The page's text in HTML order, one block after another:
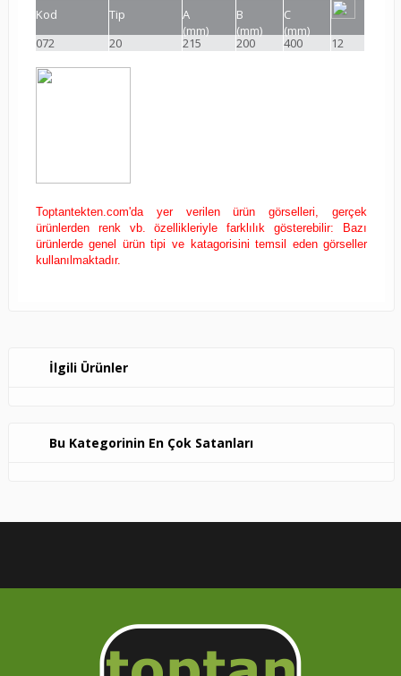
Kod Tip
A
(mm)
B
(mm)
C
(mm)
072 20 215 200 400 12
Toptantekten.com'da yer verilen ürün görselleri, gerçek
ürünlerden renk vb. özellikleriyle farklılık gösterebilir: Bazı
ürünlerde genel ürün tipi ve katagorisini temsil eden görseller
kullanılmaktadır.
İlgili Ürünler
Bu Kategorinin En Çok Satanları